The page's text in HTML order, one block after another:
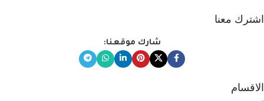
اشترك معنا
شارك موقعنا:
الاقسام